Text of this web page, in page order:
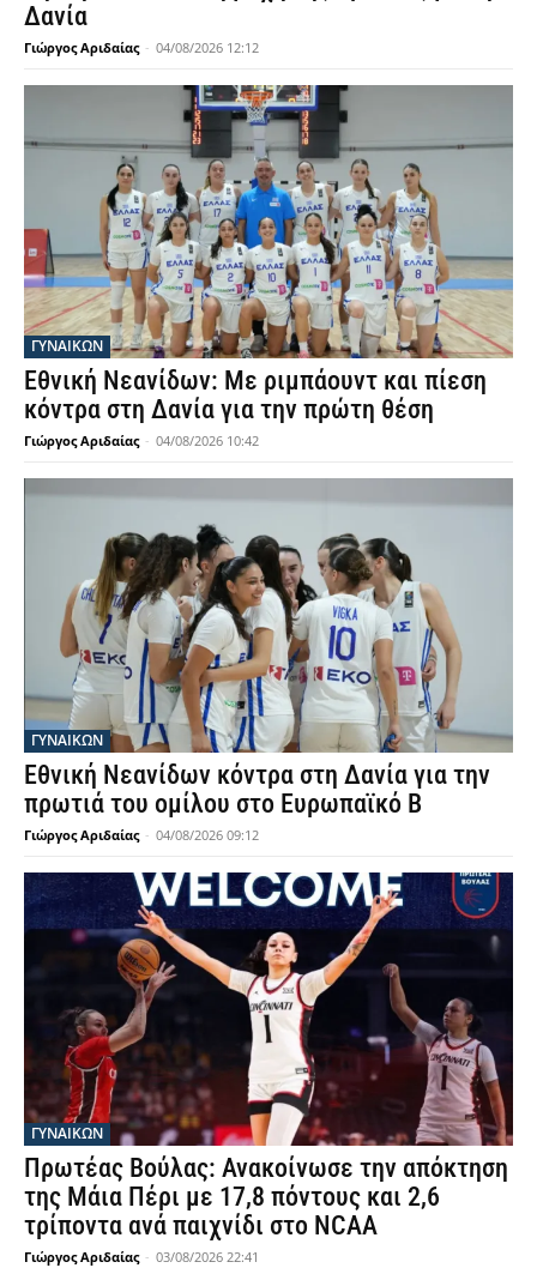
Δανία
Γιώργος Αριδαίας - 04/08/2026 12:12
ΓΥΝΑΙΚΩΝ
Εθνική Νεανίδων: Με ριμπάουντ και πίεση
κόντρα στη Δανία για την πρώτη θέση
Γιώργος Αριδαίας - 04/08/2026 10:42
ΓΥΝΑΙΚΩΝ
Εθνική Νεανίδων κόντρα στη Δανία για την
πρωτιά του ομίλου στο Ευρωπαϊκό Β
Γιώργος Αριδαίας - 04/08/2026 09:12
ΓΥΝΑΙΚΩΝ
Πρωτέας Βούλας: Ανακοίνωσε την απόκτηση
της Μάια Πέρι με 17,8 πόντους και 2,6
τρίποντα ανά παιχνίδι στο NCAA
Γιώργος Αριδαίας - 03/08/2026 22:41